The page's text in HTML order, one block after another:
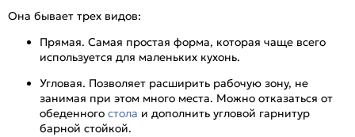
Она бывает трех видов:
Прямая. Самая простая форма, которая чаще всего
используется для маленьких кухонь.
Угловая. Позволяет расширить рабочую зону, не
занимая при этом много места. Можно отказаться от
обеденного стола и дополнить угловой гарнитур
барной стойкой.